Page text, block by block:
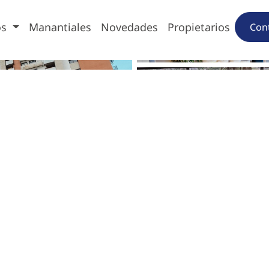
Manantiales Novedades Propietarios